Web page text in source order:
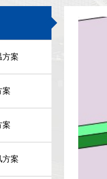
方案
案
案
方案